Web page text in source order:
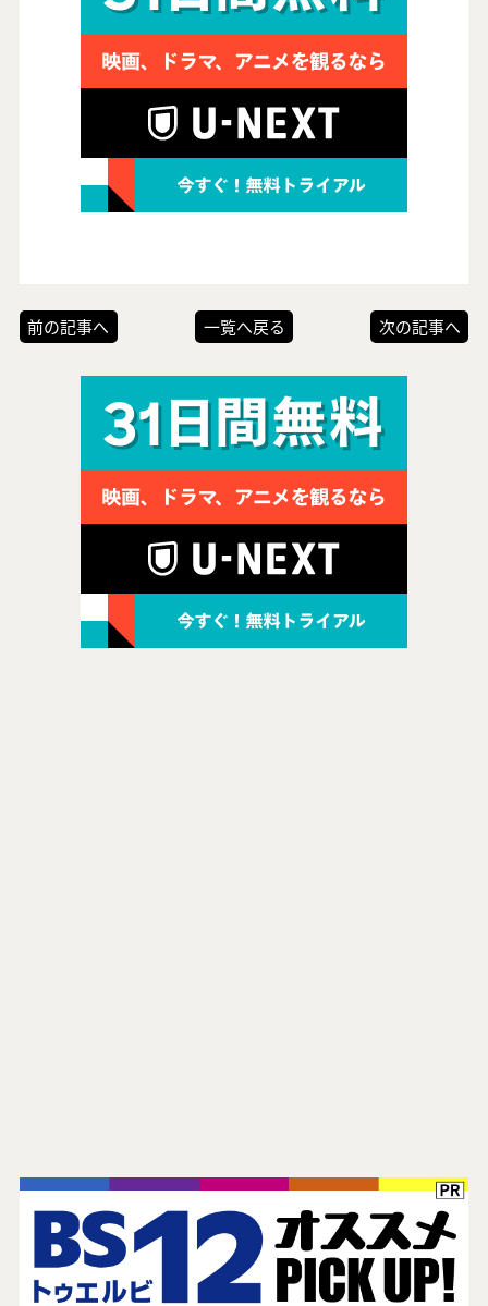
前の記事へ 一覧へ戻る 次の記事へ